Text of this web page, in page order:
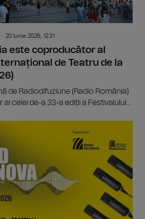
20 Iunie 2026, 12:31
este coproducător al
de Teatru de la
de Radiodifuziune (Radio România)
celei de-a 33-a ediții a Festivalului...